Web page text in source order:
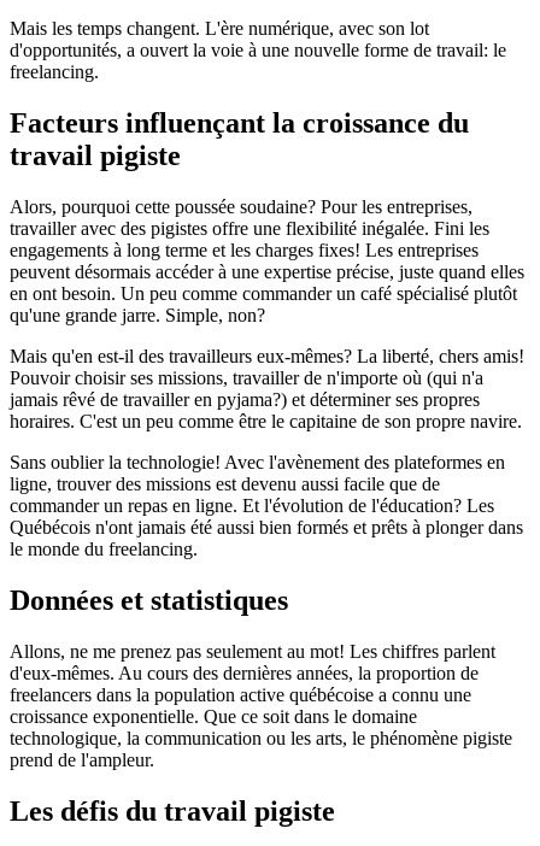
Mais les temps changent. L'ère numérique, avec son lot
d'opportunités, a ouvert la voie à une nouvelle forme de travail: le
freelancing.
Facteurs influençant la croissance du
travail pigiste
Alors, pourquoi cette poussée soudaine? Pour les entreprises,
travailler avec des pigistes offre une flexibilité inégalée. Fini les
engagements à long terme et les charges fixes! Les entreprises
peuvent désormais accéder à une expertise précise, juste quand elles
en ont besoin. Un peu comme commander un café spécialisé plutôt
qu'une grande jarre. Simple, non?
Mais qu'en est-il des travailleurs eux-mêmes? La liberté, chers amis!
Pouvoir choisir ses missions, travailler de n'importe où (qui n'a
jamais rêvé de travailler en pyjama?) et déterminer ses propres
horaires. C'est un peu comme être le capitaine de son propre navire.
Sans oublier la technologie! Avec l'avènement des plateformes en
ligne, trouver des missions est devenu aussi facile que de
commander un repas en ligne. Et l'évolution de l'éducation? Les
Québécois n'ont jamais été aussi bien formés et prêts à plonger dans
le monde du freelancing.
Données et statistiques
Allons, ne me prenez pas seulement au mot! Les chiffres parlent
d'eux-mêmes. Au cours des dernières années, la proportion de
freelancers dans la population active québécoise a connu une
croissance exponentielle. Que ce soit dans le domaine
technologique, la communication ou les arts, le phénomène pigiste
prend de l'ampleur.
Les défis du travail pigiste